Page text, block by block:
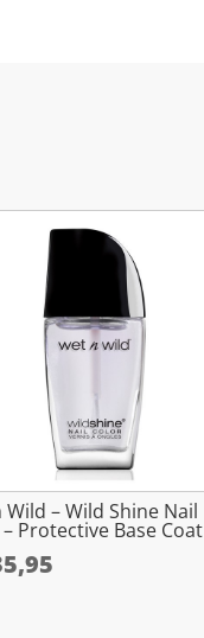
Wild – Wild Shine Nail
Protective Base Coat